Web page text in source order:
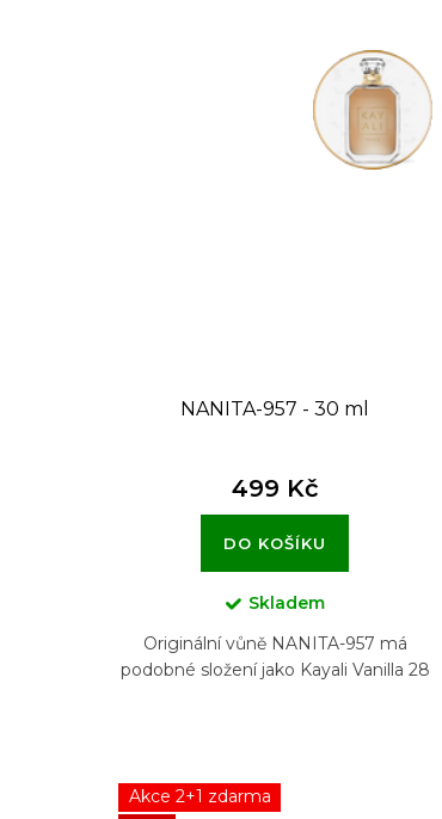
NANITA-957 - 30 ml
499 Kč
DO KOŠÍKU
Skladem
Originální vůně NANITA-957 má
podobné složení jako Kayali Vanilla 28
Akce 2+1 zdarma